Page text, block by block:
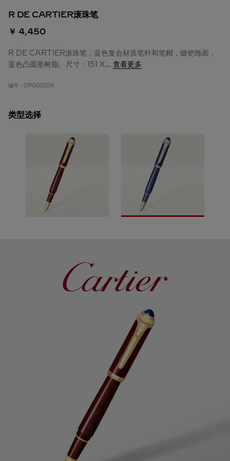
R DE CARTIER滚珠笔
￥ 4,450
R DE CARTIER滚珠笔，蓝色复合材质笔杆和笔帽，镀钯饰面，
蓝色凸圆形树脂。尺寸：151 X... 查看更多
编号： OP000258
类型选择